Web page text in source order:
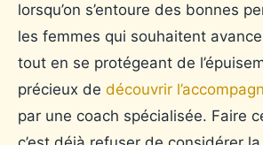
lorsqu’on s’entoure des bonnes
les femmes qui souhaitent
tout en se protégeant de
précieux de découvrir
par une coach spécialisée. Faire